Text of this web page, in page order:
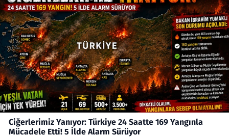
Ciğerlerimiz Yanıyor: Türkiye 24 Saatte 169 Yangınla
Mücadele Etti! 5 İlde Alarm Sürüyor